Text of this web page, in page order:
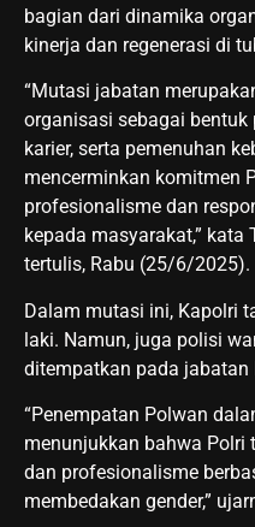
bagian dari dinamika
kinerja dan regenerasi di
“Mutasi jabatan
organisasi sebagai bentuk
karier, serta pemenuhan
mencerminkan komitmen
profesionalisme dan
kepada masyarakat,”
tertulis, Rabu (25/6/2025).
Dalam mutasi ini, Kapolri
laki. Namun, juga polisi
ditempatkan pada jabatan
“Penempatan Polwan
menunjukkan bahwa Polri
dan profesionalisme
membedakan gender,”